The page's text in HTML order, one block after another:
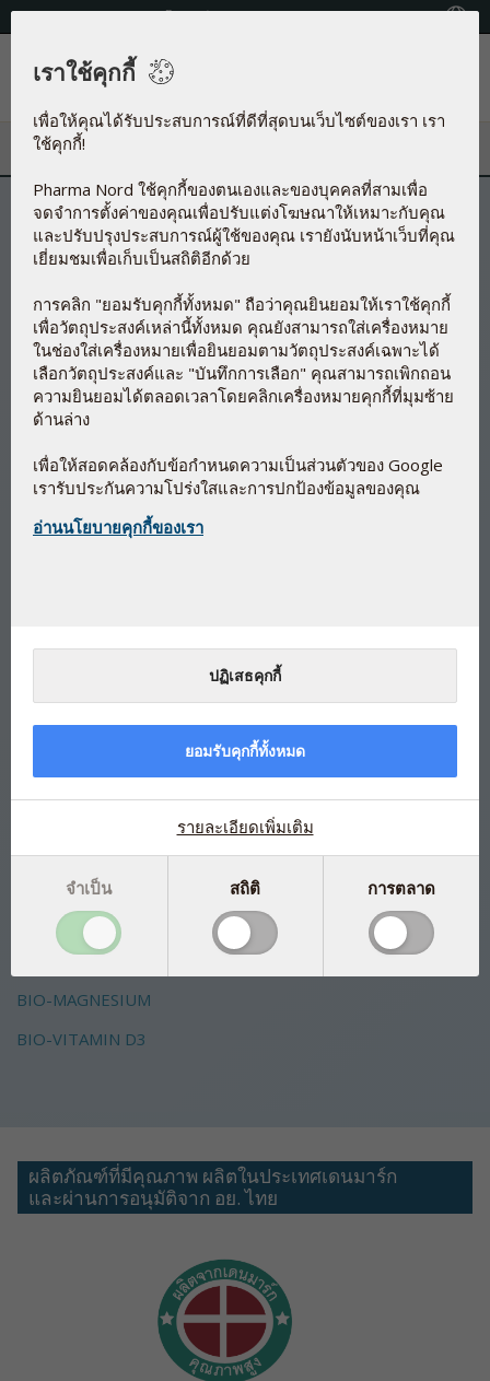
โทรศัพท์:+66 (0) 2279 6860 - 1
เมนู
กลุ่มของสารต้านอนุมูลอิสระที่สำคัญและ
ประกอบด้วยSelenoPreciseและวิตามิ
ด้วยส่วนประกอบอันบริสุทธิ์ของ ซีลีเนียมยีสต์ (SelenoPrecise®),
สังกะสี, วิตามินเอ, วิตามินบี 6, วิตามินซี และวิตามินอี
ซีลีเนียม(Selenium) และสังกะสี ช่วยส่งเสริมระบบภูมิคุ้มกัน
วิตามินอี ช่วยต้านอนุมูลอิสระให้แก่เซลล์
วิตามินเอ ช่วยบำรุงผิวและสายตา
กระดูก, เหงือก, ฟัน และกระดูกอ่อน
วิตามินบี 6 บำรุงระบบประสาทและสมอง
ผลิตภายใต้มาตรฐานการผลิตยาประเทศเดนมาร์ก
MORE INFO:
BIO-MAGNESIUM
BIO-VITAMIN D3
ผลิตภัณฑ์ที่มีคุณภาพ ผลิตในประเทศเดนมาร์ก
และผ่านการอนุมัติจาก อย. ไทย
เราใช้คุกกี้
เพื่อให้คุณได้รับประสบการณ์ที่ดีที่สุดบนเว็บไซต์ของเรา เรา
ใช้คุกกี้!
Pharma Nord ใช้คุกกี้ของตนเองและของบุคคลที่สามเพื่อ
จดจำการตั้งค่าของคุณเพื่อปรับแต่งโฆษณาให้เหมาะกับคุณ
และปรับปรุงประสบการณ์ผู้ใช้ของคุณ เรายังนับหน้าเว็บที่คุณ
เยี่ยมชมเพื่อเก็บเป็นสถิติอีกด้วย
การคลิก "ยอมรับคุกกี้ทั้งหมด" ถือว่าคุณยินยอมให้เราใช้คุกกี้
เพื่อวัตถุประสงค์เหล่านี้ทั้งหมด คุณยังสามารถใส่เครื่องหมาย
ในช่องใส่เครื่องหมายเพื่อยินยอมตามวัตถุประสงค์เฉพาะได้
เลือกวัตถุประสงค์และ "บันทึกการเลือก" คุณสามารถเพิกถอน
ความยินยอมได้ตลอดเวลาโดยคลิกเครื่องหมายคุกกี้ที่มุมซ้าย
ด้านล่าง
เพื่อให้สอดคล้องกับข้อกำหนดความเป็นส่วนตัวของ Google
เรารับประกันความโปร่งใสและการปกป้องข้อมูลของคุณ
อ่านนโยบายคุกกี้ของเรา
ปฏิเสธคุกกี้
ยอมรับคุกกี้ทั้งหมด
รายละเอียดเพิ่มเติม
จำเป็น สถิติ การตลาด